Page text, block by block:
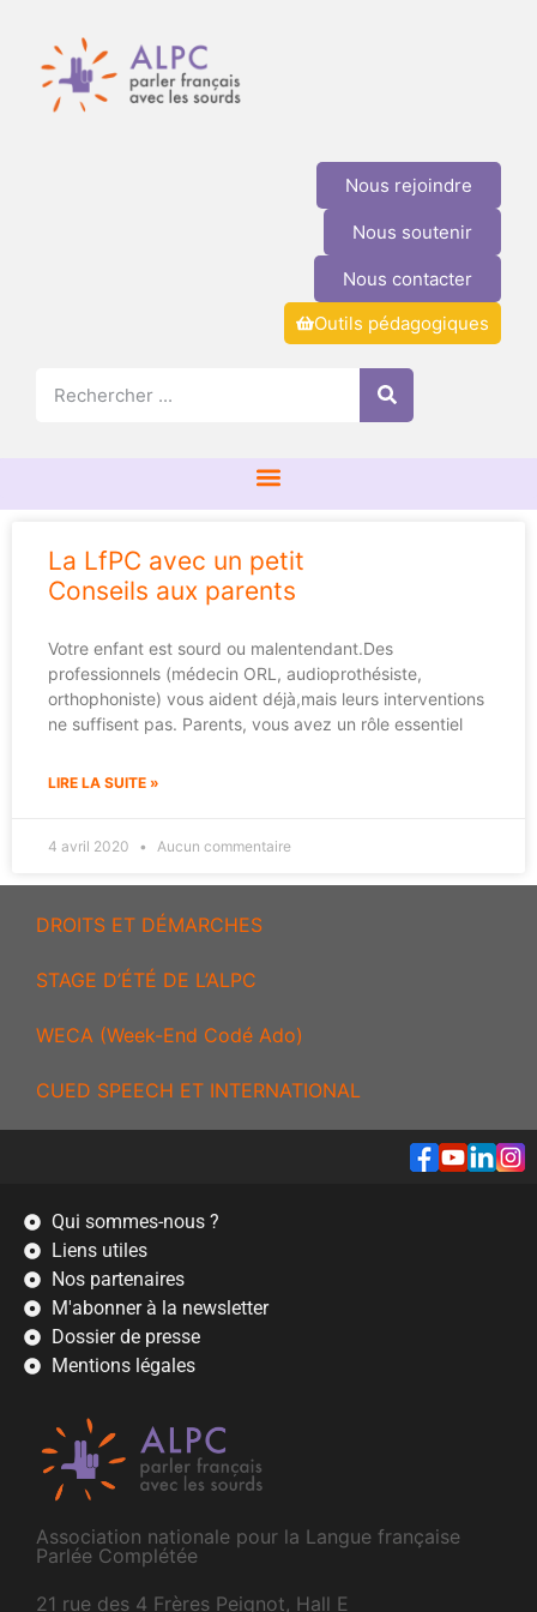
Nous rejoindre
Nous soutenir
Nous contacter
Outils pédagogiques
La LfPC avec un petit
Conseils aux parents
Votre enfant est sourd ou malentendant.Des
professionnels (médecin ORL, audioprothésiste,
orthophoniste) vous aident déjà,mais leurs interventions
ne suffisent pas. Parents, vous avez un rôle essentiel
LIRE LA SUITE »
4 avril 2020 Aucun commentaire
DROITS ET DÉMARCHES
STAGE D’ÉTÉ DE L’ALPC
WECA (Week-End Codé Ado)
CUED SPEECH ET INTERNATIONAL
Association nationale pour la Langue française
Parlée Complétée
21 rue des 4 Frères Peignot, Hall E
Qui sommes-nous ?
Liens utiles
Nos partenaires
M'abonner à la newsletter
Dossier de presse
Mentions légales